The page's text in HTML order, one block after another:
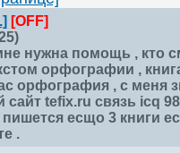
[OFF]
нужна помощь , кто
орфографии ,
орфография , с меня
tefix.ru связь icq
пишется есщо 3 книги
.